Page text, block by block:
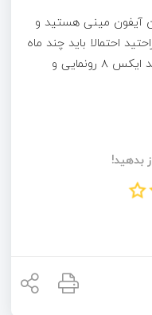
آیفون مینی هستید و
احتمالا باید چند ماه
منتظر بمانید تا نسخه مینی اوپو فایند ایکس ۸ رونمایی و
بدهید!